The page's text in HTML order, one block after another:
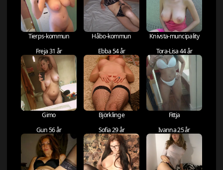
Tierps-kommun Håbo-kommun
Knivsta-muncipality
Freja 31 år
Gimo
Ebba 54 år
Björklinge
Tora-Lisa 44 år
Fittja
Gun 56 år
Sofia 29 år Ivanna 25 år